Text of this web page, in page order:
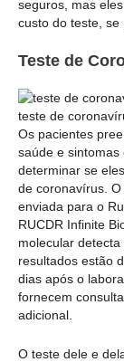
seguros, mas
custo do teste, se
Teste de
teste de
Os pacientes
saúde e
determinar se
de coronavírus.
enviada para o
RUCDR Infinite
molecular
resultados estão
dias após o
fornecem
adicional.
O teste dele e